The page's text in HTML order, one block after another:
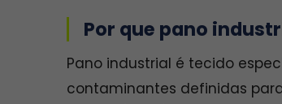
Por que pano
Pano industrial é tecido
contaminantes definidas